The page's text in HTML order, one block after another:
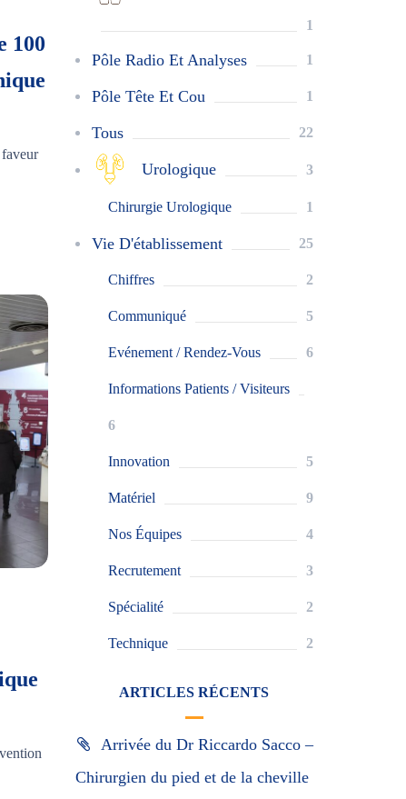
100
1
Pôle Radio Et Analyses 1
Pôle Tête Et Cou 1
Tous 22
Urologique 3
Chirurgie Urologique 1
Vie D'établissement 25
Chiffres 2
Communiqué 5
Evénement / Rendez-Vous 6
Informations Patients / Visiteurs
6
Innovation 5
Matériel 9
Nos Équipes 4
Recrutement 3
Spécialité 2
Technique 2
ARTICLES RÉCENTS
Arrivée du Dr Riccardo Sacco –
Chirurgien du pied et de la cheville